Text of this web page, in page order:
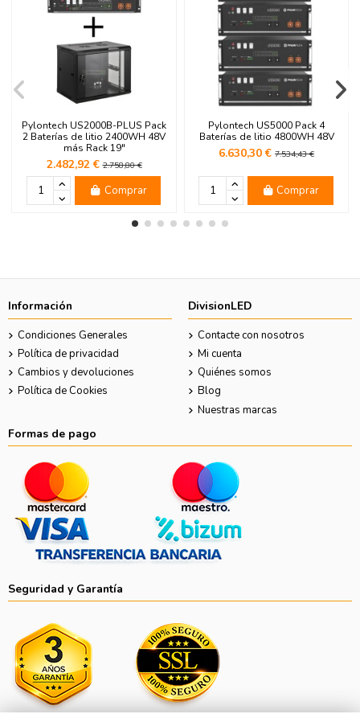
Pylontech US2000B-PLUS Pack
2 Baterías de litio 2400WH 48V
más Rack 19"
2.482,92 €2.758,80 €
Comprar
Pylontech US5000 Pack 4
Baterías de litio 4800WH 48V
6.630,30 € 7.534,43 €
Comprar
Información
Condiciones Generales
Política de privacidad
Cambios y devoluciones
Política de Cookies
DivisionLED
Contacte con nosotros
Mi cuenta
Quiénes somos
Blog
Nuestras marcas
Formas de pago
Seguridad y Garantía